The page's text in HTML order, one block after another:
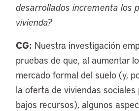
desarrollados incrementa los
vivienda?
CG: Nuestra investigación
pruebas de que, al aumentar
mercado formal del suelo (y,
la oferta de viviendas sociales
bajos recursos), algunos